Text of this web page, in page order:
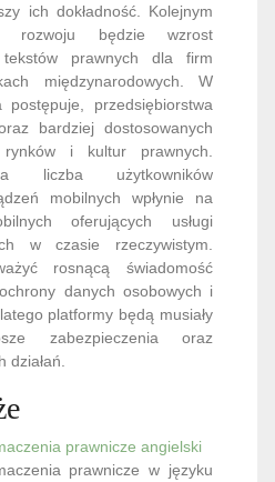
ich dokładność. Kolejnym
rozwoju będzie wzrost
tekstów prawnych dla firm
międzynarodowych. W
przedsiębiorstwa
bardziej dostosowanych
i kultur prawnych.
liczba użytkowników
mobilnych wpłynie na
oferujących usługi
w czasie rzeczywistym.
rosnącą świadomość
danych osobowych i
platformy będą musiały
zabezpieczenia oraz
prawnicze angielski
prawnicze w języku